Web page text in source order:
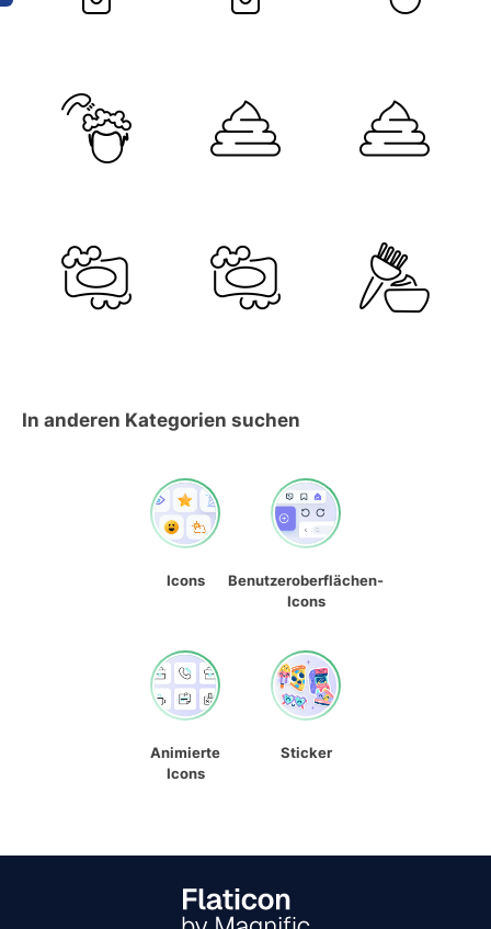
In anderen Kategorien suchen
Icons
Benutzeroberflächen-
Icons
Animierte
Icons
Sticker